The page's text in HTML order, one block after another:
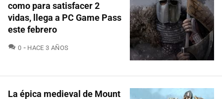
como para satisfacer 2
vidas, llega a PC Game Pass
este febrero
0 COMENTARIOS
HACE 3 AÑOS
La épica medieval de Mount